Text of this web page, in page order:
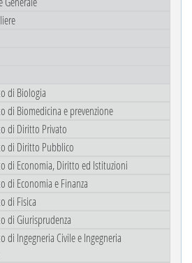
di Biologia
di Biomedicina e prevenzione
di Diritto Privato
di Diritto Pubblico
di Economia, Diritto ed Istituzioni
di Economia e Finanza
di Fisica
di Giurisprudenza
di Ingegneria Civile e Ingegneria